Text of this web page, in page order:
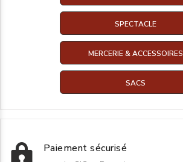
SPECTACLE
MERCERIE & ACCESSOIRES
SACS
Paiement sécurisé